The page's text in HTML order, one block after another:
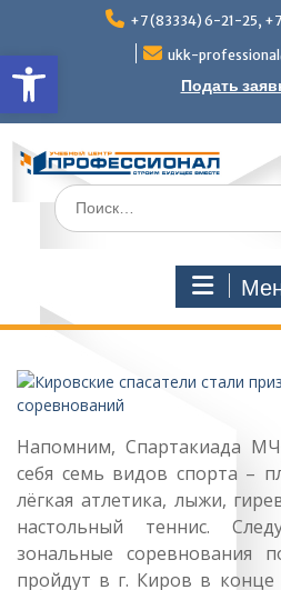
Открыть
содержимому
+7 (83334) 6-21-25,
ukk-
Подать
Поиск
по:
Напомним, Спартакиада
себя семь видов спорта –
лёгкая атлетика, лыжи,
настольный теннис.
зональные соревнования
пройдут в г. Киров в конце